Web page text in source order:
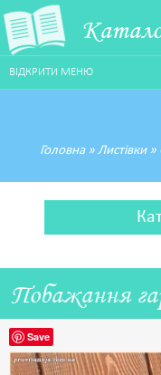
ВІДКРИТИ МЕНЮ
Головна» Листівки»
Побажання
Save